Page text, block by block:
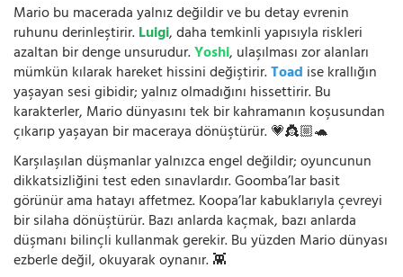
Mario bu macerada yalnız değildir ve bu detay evrenin
ruhunu derinleştirir.Luigi, daha temkinli yapısıyla riskleri
azaltan bir denge unsurudur.Yoshi, ulaşılması zor alanları
mümkün kılarak hareket hissini değiştirir.Toad ise krallığın
yaşayan sesi gibidir; yalnız olmadığını hissettirir. Bu
karakterler, Mario dünyasını tek bir kahramanın koşusundan
çıkarıp yaşayan bir maceraya dönüştürür. 💗👸🏼🐢
Karşılaşılan düşmanlar yalnızca engel değildir; oyuncunun
dikkatsizliğini test eden sınavlardır. Goomba’lar basit
görünür ama hatayı affetmez. Koopa’lar kabuklarıyla çevreyi
bir silaha dönüştürür. Bazı anlarda kaçmak, bazı anlarda
düşmanı bilinçli kullanmak gerekir. Bu yüzden Mario dünyası
ezberle değil, okuyarak oynanır. 👾